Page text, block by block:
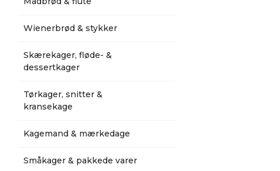
Wienerbrød & stykker
Skærekager, fløde- &
dessertkager
Tørkager, snitter &
kransekage
Kagemand & mærkedage
Småkager & pakkede varer